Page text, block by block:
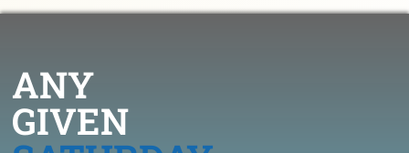
ANY
GIVEN